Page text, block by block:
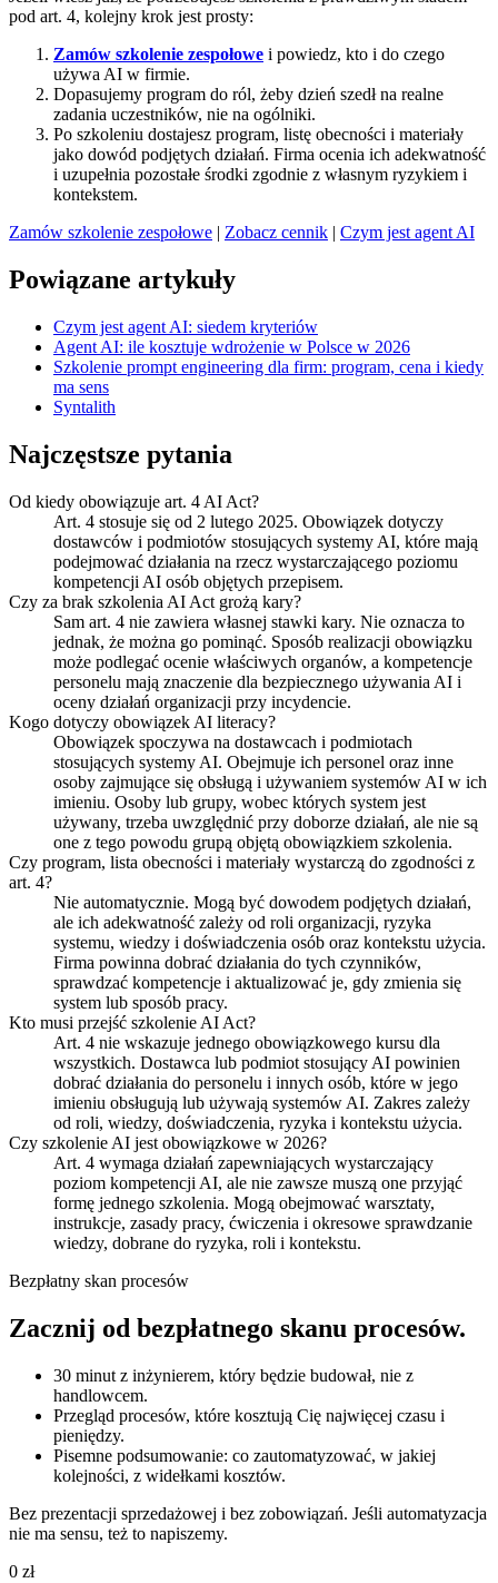
pod art. 4, kolejny krok jest prosty:
Zamów szkolenie zespołowe i powiedz, kto i do czego
używa AI w firmie.
Dopasujemy program do ról, żeby dzień szedł na realne
zadania uczestników, nie na ogólniki.
Po szkoleniu dostajesz program, listę obecności i materiały
jako dowód podjętych działań. Firma ocenia ich adekwatność
i uzupełnia pozostałe środki zgodnie z własnym ryzykiem i
kontekstem.
Zamów szkolenie zespołowe | Zobacz cennik | Czym jest agent AI
Powiązane artykuły
Czym jest agent AI: siedem kryteriów
Agent AI: ile kosztuje wdrożenie w Polsce w 2026
Szkolenie prompt engineering dla firm: program, cena i kiedy
ma sens
Syntalith
Najczęstsze pytania
Od kiedy obowiązuje art. 4 AI Act?
Art. 4 stosuje się od 2 lutego 2025. Obowiązek dotyczy
dostawców i podmiotów stosujących systemy AI, które mają
podejmować działania na rzecz wystarczającego poziomu
kompetencji AI osób objętych przepisem.
Czy za brak szkolenia AI Act grożą kary?
Sam art. 4 nie zawiera własnej stawki kary. Nie oznacza to
jednak, że można go pominąć. Sposób realizacji obowiązku
może podlegać ocenie właściwych organów, a kompetencje
personelu mają znaczenie dla bezpiecznego używania AI i
oceny działań organizacji przy incydencie.
Kogo dotyczy obowiązek AI literacy?
Obowiązek spoczywa na dostawcach i podmiotach
stosujących systemy AI. Obejmuje ich personel oraz inne
osoby zajmujące się obsługą i używaniem systemów AI w ich
imieniu. Osoby lub grupy, wobec których system jest
używany, trzeba uwzględnić przy doborze działań, ale nie są
one z tego powodu grupą objętą obowiązkiem szkolenia.
Czy program, lista obecności i materiały wystarczą do zgodności z
art. 4?
Nie automatycznie. Mogą być dowodem podjętych działań,
ale ich adekwatność zależy od roli organizacji, ryzyka
systemu, wiedzy i doświadczenia osób oraz kontekstu użycia.
Firma powinna dobrać działania do tych czynników,
sprawdzać kompetencje i aktualizować je, gdy zmienia się
system lub sposób pracy.
Kto musi przejść szkolenie AI Act?
Art. 4 nie wskazuje jednego obowiązkowego kursu dla
wszystkich. Dostawca lub podmiot stosujący AI powinien
dobrać działania do personelu i innych osób, które w jego
imieniu obsługują lub używają systemów AI. Zakres zależy
od roli, wiedzy, doświadczenia, ryzyka i kontekstu użycia.
Czy szkolenie AI jest obowiązkowe w 2026?
Art. 4 wymaga działań zapewniających wystarczający
poziom kompetencji AI, ale nie zawsze muszą one przyjąć
formę jednego szkolenia. Mogą obejmować warsztaty,
instrukcje, zasady pracy, ćwiczenia i okresowe sprawdzanie
wiedzy, dobrane do ryzyka, roli i kontekstu.
Bezpłatny skan procesów
Zacznij od bezpłatnego skanu procesów.
30 minut z inżynierem, który będzie budował, nie z
handlowcem.
Przegląd procesów, które kosztują Cię najwięcej czasu i
pieniędzy.
Pisemne podsumowanie: co zautomatyzować, w jakiej
kolejności, z widełkami kosztów.
Bez prezentacji sprzedażowej i bez zobowiązań. Jeśli automatyzacja
nie ma sensu, też to napiszemy.
0 zł